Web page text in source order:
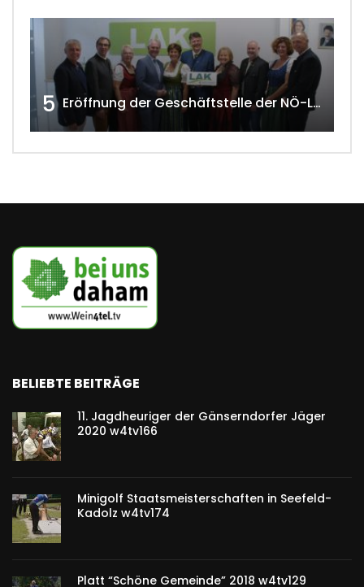
5 Eröffnung der Geschäftstelle der NÖ-Landarbeiterkammer in Mistelbach w4tv174
BELIEBTE BEITRÄGE
11. Jagdheuriger der Gänserndorfer Jäger
2020 w4tv166
Minigolf Staatsmeisterschaften in Seefeld-
Kadolz w4tv174
Platt “Schöne Gemeinde” 2018 w4tv129